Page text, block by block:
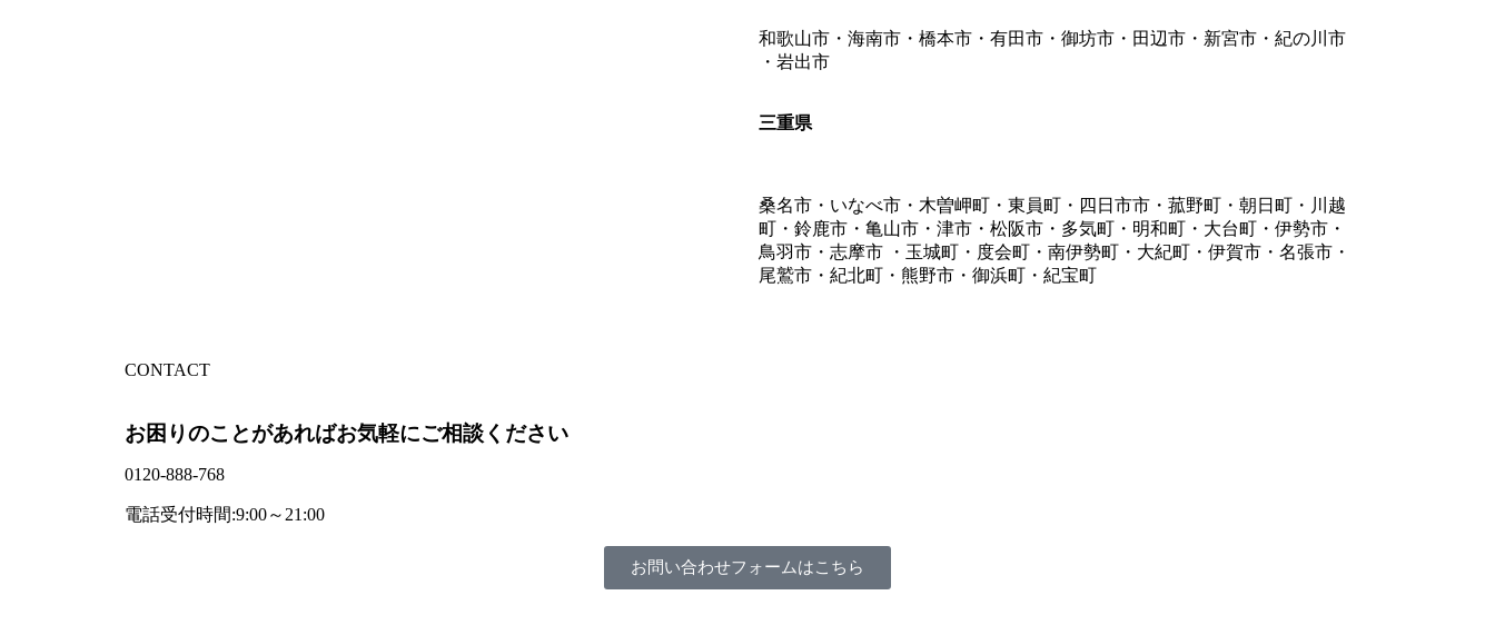
和歌山市・海南市・橋本市・有田市・御坊市・田辺市・新宮市・紀の川市
・岩出市
三重県
桑名市・いなべ市・木曽岬町・東員町・四日市市・菰野町・朝日町・川越
町・鈴鹿市・亀山市・津市・松阪市・多気町・明和町・大台町・伊勢市・
鳥羽市・志摩市 ・玉城町・度会町・南伊勢町・大紀町・伊賀市・名張市・
尾鷲市・紀北町・熊野市・御浜町・紀宝町
CONTACT
お困りのことがあればお気軽にご相談ください
0120-888-768
電話受付時間:9:00～21:00
お問い合わせフォームはこちら